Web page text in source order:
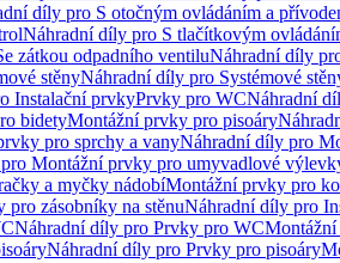
díly pro S otočným ovládáním a
Náhradní díly pro S tlačítkovým
zátkou odpadního ventiluNáhradní díly
stěnyNáhradní díly pro Systémové
Instalační prvkyPrvky pro WCNáhradní
bidetyMontážní prvky pro pisoáry
pro sprchy a vanyNáhradní díly pro
Montážní prvky pro umyvadlové
a myčky nádobíMontážní prvky pro
pro zásobníky na stěnuNáhradní díly pro
Náhradní díly pro Prvky pro WC
Náhradní díly pro Prvky pro pisoáry